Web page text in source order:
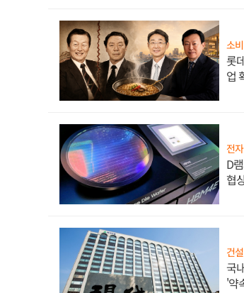
소
롯
업
전
D
협
건설
국
'약